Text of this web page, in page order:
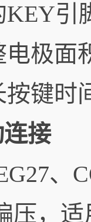
KEY引
电极面
按键时
接
压，